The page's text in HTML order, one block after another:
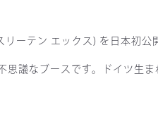
ーテン エックス) を日本初公
議なブースです。ドイツ生